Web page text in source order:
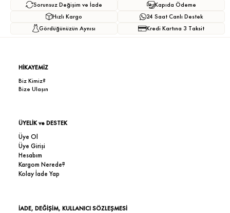
Sorunsuz Değişim ve İade
Hızlı Kargo
Gördüğünüzün Aynısı
Kapıda Ödeme
24 Saat Canlı Destek
Kredi Kartına 3 Taksit
HİKAYEMİZ
Biz Kimiz?
Bize Ulaşın
ÜYELİK ve DESTEK
Üye Ol
Üye Girişi
Hesabım
Kargom Nerede?
Kolay İade Yap
İADE, DEĞİŞİM, KULLANICI SÖZLEŞMESİ